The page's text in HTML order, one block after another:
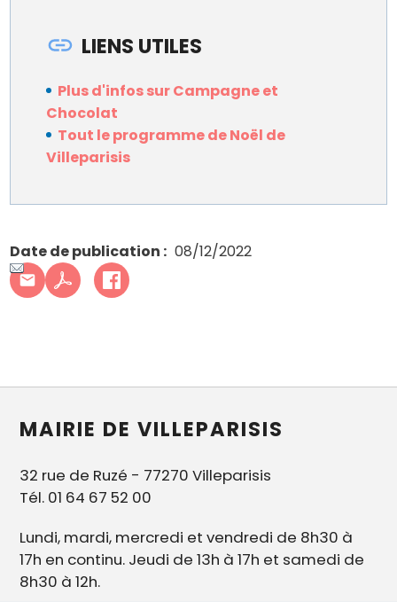
LIENS UTILES
Plus d'infos sur Campagne et
Chocolat
Tout le programme de Noël de
Villeparisis
Date de publication 08/12/2022
MAIRIE DE VILLEPARISIS
32 rue de Ruzé - 77270 Villeparisis
Tél. 01 64 67 52 00
Lundi, mardi, mercredi et vendredi de 8h30 à
17h en continu. Jeudi de 13h à 17h et samedi de
8h30 à 12h.